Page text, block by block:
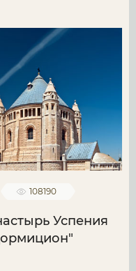
108190
Успения